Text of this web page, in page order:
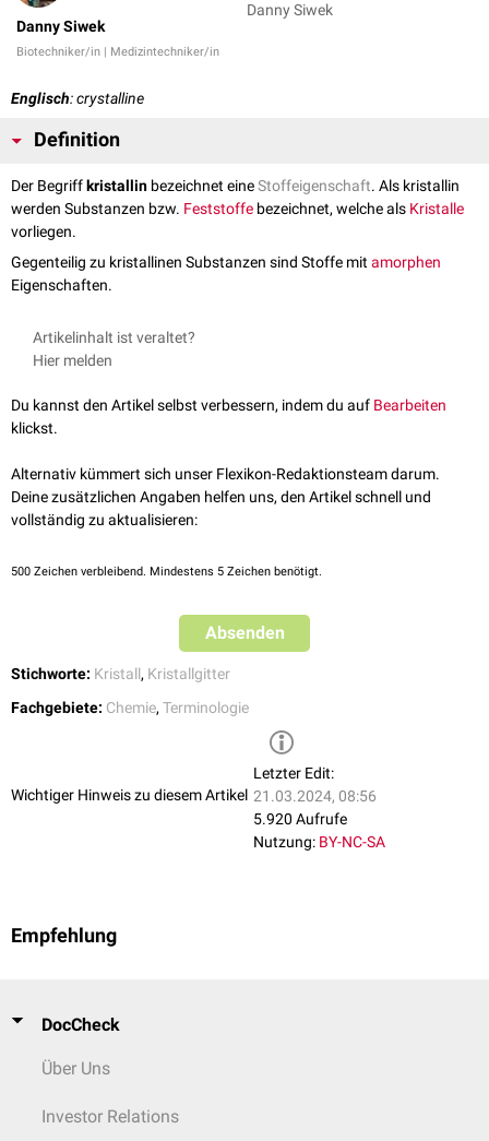
Danny Siwek
Biotechniker/in | Medizintechniker/in
Danny Siwek
Englisch: crystalline
Definition
Der Begriffkristallin bezeichnet eineStoffeigenschaft. Als kristallin
werden Substanzen bzw. Feststoffe bezeichnet, welche als Kristalle
vorliegen.
Gegenteilig zu kristallinen Substanzen sind Stoffe mitamorphen
Eigenschaften.
Artikelinhalt ist veraltet?
Hier melden
Du kannst den Artikel selbst verbessern, indem du auf Bearbeiten
klickst.
Alternativ kümmert sich unser Flexikon-Redaktionsteam darum.
Deine zusätzlichen Angaben helfen uns, den Artikel schnell und
vollständig zu aktualisieren:
500 Zeichen verbleibend. Mindestens 5 Zeichen benötigt.
Absenden
Stichworte: Kristall, Kristallgitter
Fachgebiete: Chemie, Terminologie
Wichtiger Hinweis zu diesem Artikel
Letzter Edit:
21.03.2024, 08:56
5.920 Aufrufe
Nutzung: BY-NC-SA
Empfehlung
DocCheck
Über Uns
Investor Relations